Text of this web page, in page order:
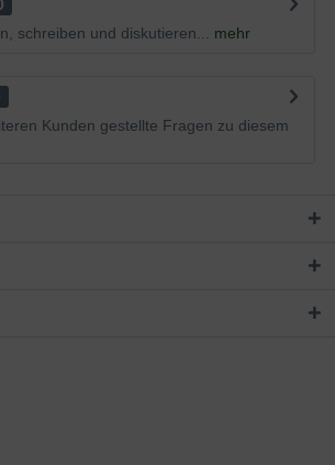
schreiben und diskutieren...
mehr
Kunden gestellte Fragen zu diesem